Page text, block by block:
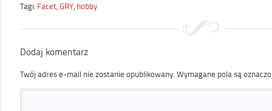
Tagi: Facet, GRY, hobby
Dodaj komentarz
Twój adres e-mail nie zostanie opublikowany. Wymagane pola są